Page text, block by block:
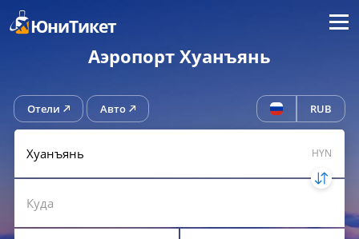
ЮниТикет Меню
Аэропорт Хуанъянь
Отели Авто RUB
HYN